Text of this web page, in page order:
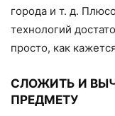
города и т. д.
технологий
просто, как
СЛОЖИТЬ И
ПРЕДМЕТУ